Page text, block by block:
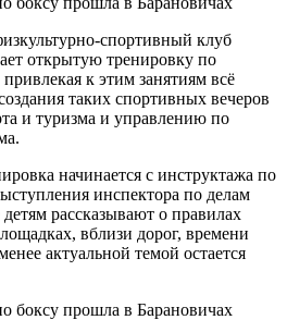
спортивный клуб
открытую тренировку по
к этим занятиям всё
таких спортивных вечеров
и туризма и управлению по
начинается с инструктажа по
инспектора по делам
рассказывают о правилах
вблизи дорог, времени
актуальной темой остается